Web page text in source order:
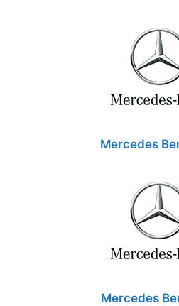
Mercedes
Mercedes